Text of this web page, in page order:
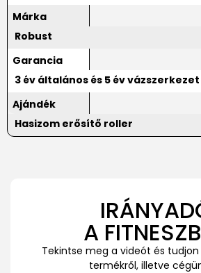
Márka
Robust
Garancia
3 év általános és 5 év
Ajándék
Hasizom erősítő roller
A
Tekintse meg a videót és
termékről, illetve